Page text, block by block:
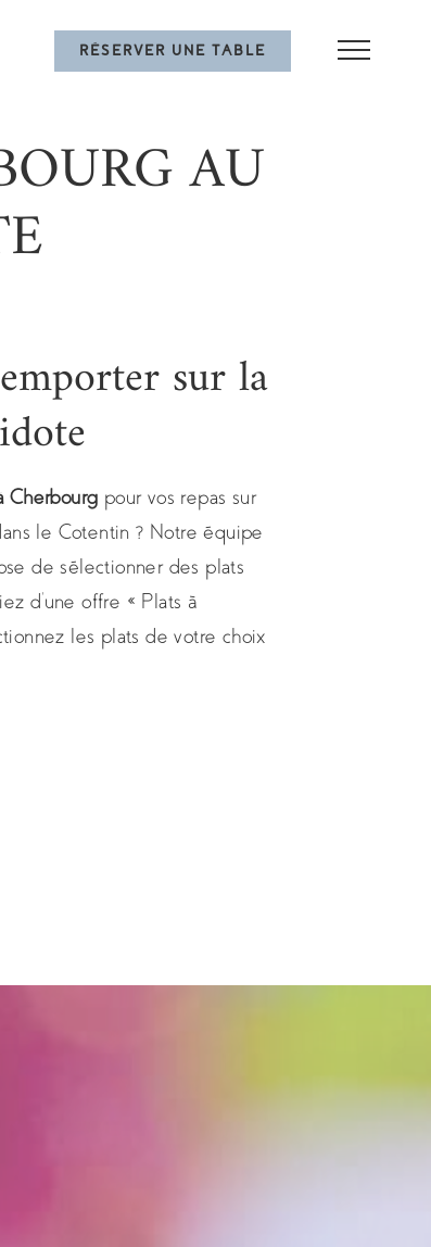
RÉSERVER UNE TABLE
AU
sur la
Cherbourg pour vos repas sur
le Cotentin ? Notre équipe
de sélectionner des plats
d’une offre « Plats à
les plats de votre choix